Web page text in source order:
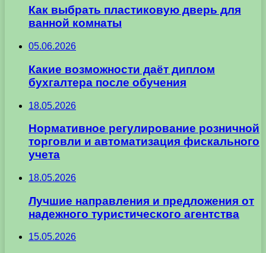
Как выбрать пластиковую дверь для
ванной комнаты
05.06.2026
Какие возможности даёт диплом
бухгалтера после обучения
18.05.2026
Нормативное регулирование розничной
торговли и автоматизация фискального
учета
18.05.2026
Лучшие направления и предложения от
надежного туристического агентства
15.05.2026